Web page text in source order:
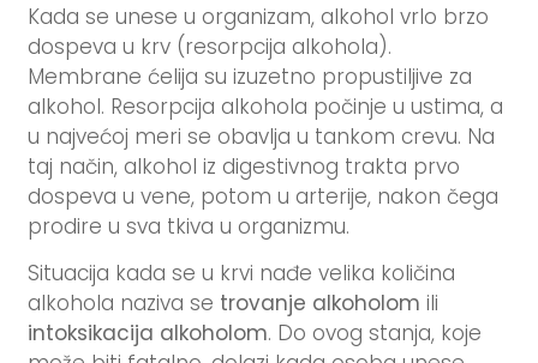
Kada se unese u organizam, alkohol vrlo brzo
dospeva u krv (resorpcija alkohola).
Membrane ćelija su izuzetno propustiljive za
alkohol. Resorpcija alkohola počinje u ustima, a
u najvećoj meri se obavlja u tankom crevu. Na
taj način, alkohol iz digestivnog trakta prvo
dospeva u vene, potom u arterije, nakon čega
prodire u sva tkiva u organizmu.
Situacija kada se u krvi nađe velika količina
alkohola naziva se trovanje alkoholom ili
intoksikacija alkoholom. Do ovog stanja, koje